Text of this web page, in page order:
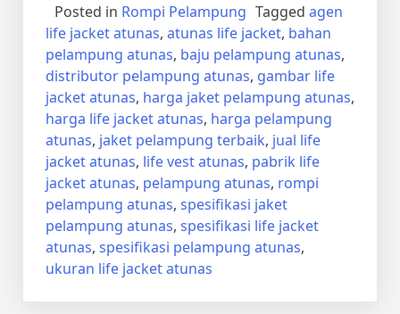
Posted in Rompi Pelampung Tagged agen
life jacket atunas, atunas life jacket, bahan
pelampung atunas, baju pelampung atunas,
distributor pelampung atunas, gambar life
jacket atunas, harga jaket pelampung atunas,
harga life jacket atunas, harga pelampung
atunas, jaket pelampung terbaik, jual life
jacket atunas, life vest atunas, pabrik life
jacket atunas, pelampung atunas, rompi
pelampung atunas, spesifikasi jaket
pelampung atunas, spesifikasi life jacket
atunas, spesifikasi pelampung atunas,
ukuran life jacket atunas